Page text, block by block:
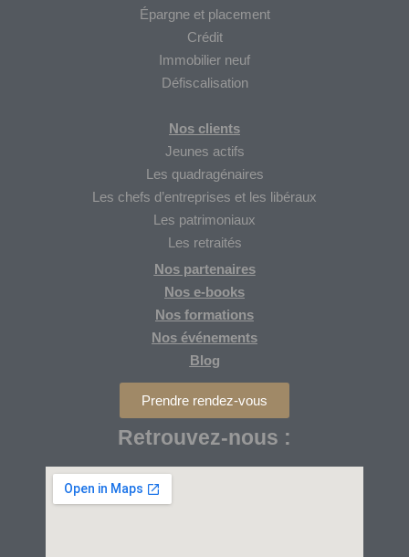
Épargne et placement
Crédit
Immobilier neuf
Défiscalisation
Nos clients
Jeunes actifs
Les quadragénaires
Les chefs d’entreprises et les libéraux
Les patrimoniaux
Les retraités
Nos partenaires
Nos e-books
Nos formations
Nos événements
Blog
Prendre rendez-vous
Retrouvez-nous :